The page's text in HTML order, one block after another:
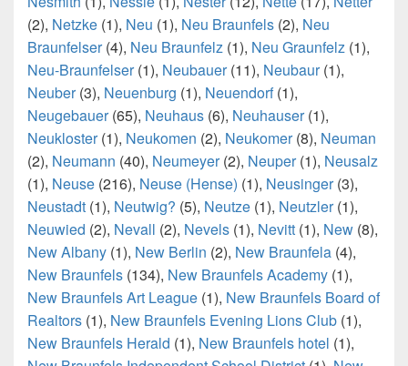
(2), Netzke (1), Neu (1), Neu Braunfels (2), Neu
Braunfelser(4), Neu Braunfelz (1), Neu Graunfelz (1),
Neu-Braunfelser(1), Neubauer(11), Neubaur(1),
Neuber(3), Neuenburg (1), Neuendorf(1),
Neugebauer(65), Neuhaus (6), Neuhauser(1),
Neukloster(1), Neukomen (2), Neukomer(8), Neuman
(2), Neumann (40), Neumeyer(2), Neuper(1), Neusalz
(1), Neuse (216), Neuse (Hense) (1), Neusinger(3),
Neustadt (1), Neutwig? (5), Neutze (1), Neutzler(1),
Neuwied (2), Nevall (2), Nevels (1), Nevitt (1), New (8),
New Albany (1), New Berlin (2), New Braunfela (4),
New Braunfels (134), New Braunfels Academy (1),
New Braunfels Art League (1), New Braunfels Board of
Realtors (1), New Braunfels Evening Lions Club (1),
New Braunfels Herald (1), New Braunfels hotel (1),